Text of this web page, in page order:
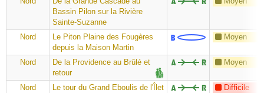
Bassin Pilon sur la Rivière
Sainte-Suzanne
Nord
Le Piton Plaine des Fougères
depuis la Maison Martin
Moyen
Nord
De la Providence au Brûlé et
retour
Moyen
Nord
Le tour du Grand Eboulis de l'Îlet
Difficile